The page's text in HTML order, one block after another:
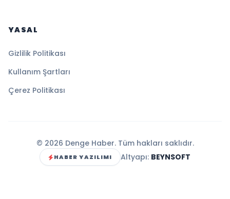
YASAL
Gizlilik Politikası
Kullanım Şartları
Çerez Politikası
© 2026 Denge Haber. Tüm hakları saklıdır.
HABER YAZILIMI Altyapı: BEYNSOFT